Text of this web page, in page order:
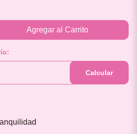
Agregar al Carrito
Calcular